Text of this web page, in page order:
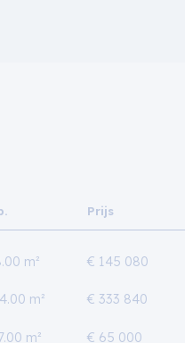
Prijs
m² € 145 080
m² € 333 840
m² € 65 000